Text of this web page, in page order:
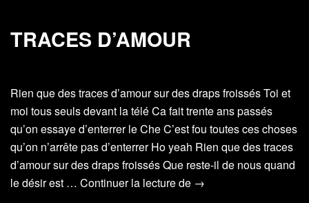
TRACES D’AMOUR
Rien que des traces d’amour sur des draps froissés Toi et
moi tous seuls devant la télé Ca fait trente ans passés
qu’on essaye d’enterrer le Che C’est fou toutes ces choses
qu’on n’arrête pas d’enterrer Ho yeah Rien que des traces
d’amour sur des draps froissés Que reste-il de nous quand
le désir est … Continuer la lecture de Traces
→